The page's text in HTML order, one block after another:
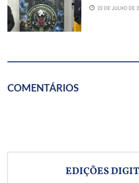
23 DE JULHO DE
COMENTÁRIOS
EDIÇÕES